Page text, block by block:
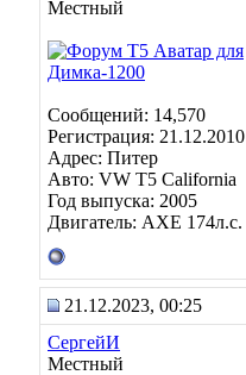
Местный
Сообщений: 14,570
Регистрация: 21.12.2010
Адрес: Питер
Авто: VW T5 California
Год выпуска: 2005
Двигатель: AXE 174л.с.
21.12.2023, 00:25
СергейИ
Местный